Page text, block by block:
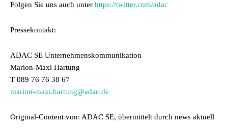
Folgen Sie uns auch unter https://twitter.com/adac
Pressekontakt:
ADAC SE Unternehmenskommunikation
Marion-Maxi Hartung
T 089 76 76 38 67
marion-maxi.hartung@adac.de
Original-Content von: ADAC SE, übermittelt durch news aktuell